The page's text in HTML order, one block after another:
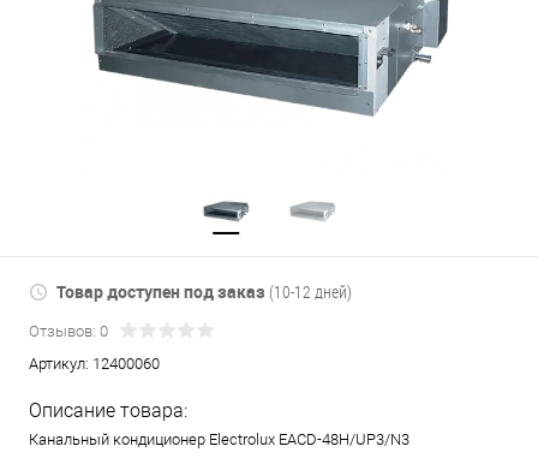
Товар доступен под заказ (10-12 дней)
Отзывов: 0
Артикул: 12400060
Описание товара:
Канальный кондиционер Electrolux EACD-48H/UP3/N3